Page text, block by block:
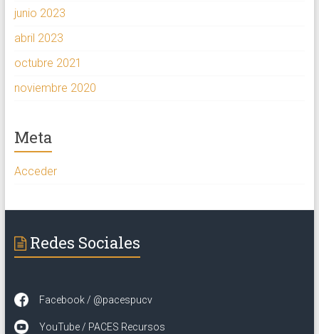
junio 2023
abril 2023
octubre 2021
noviembre 2020
Meta
Acceder
Redes Sociales
Facebook / @pacespucv
YouTube / PACES Recursos